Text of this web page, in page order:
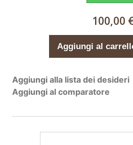
100,00
Aggiungi al
Aggiungi alla lista dei desideri
Aggiungi al comparatore